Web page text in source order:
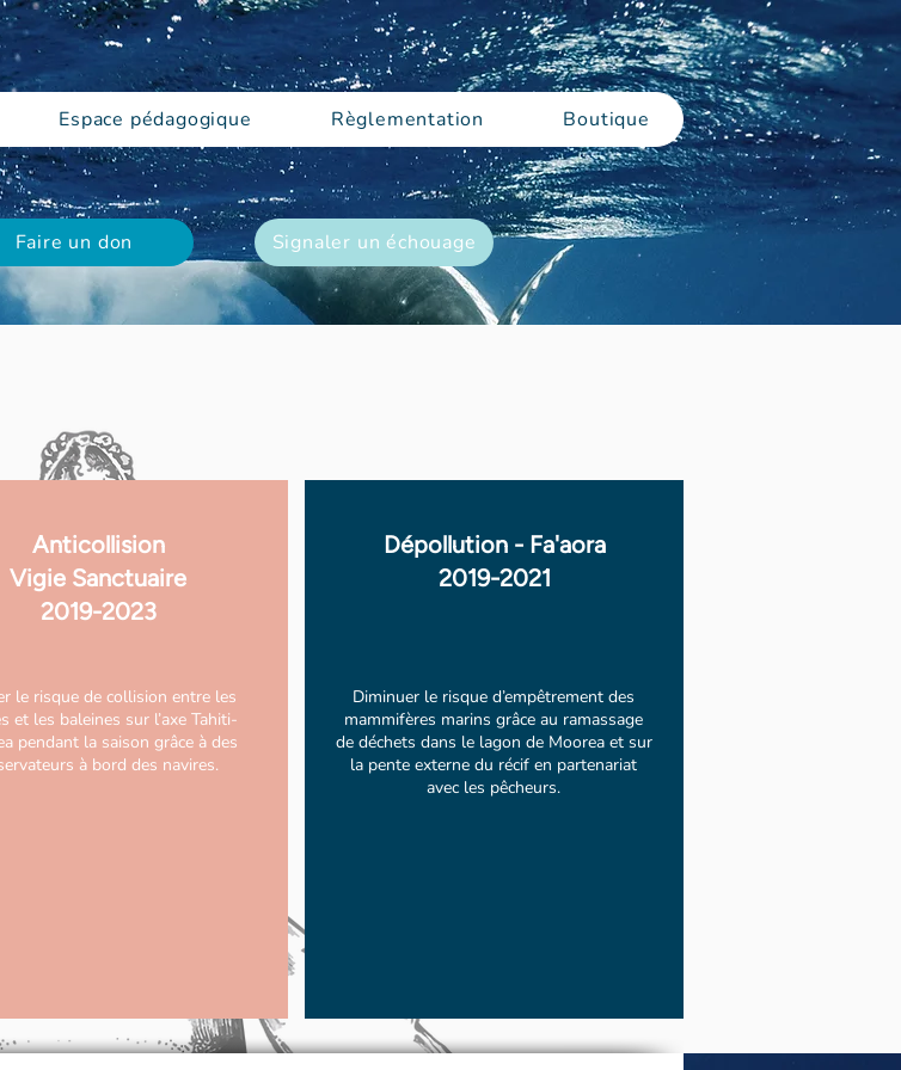
Espace pédagogique Règlementation Boutique
Faire un don Signaler un échouage
Anticollision
Vigie Sanctuaire
2019-2023
le risque de collision entre les
et les baleines sur l’axe Tahiti-
pendant la saison grâce à des
à bord des navires.
Dépollution - Fa'aora
2019-2021
Diminuer le risque d’empêtrement des
mammifères marins grâce au ramassage
de déchets dans le lagon de Moorea et sur
la pente externe du récif en partenariat
avec les pêcheurs.